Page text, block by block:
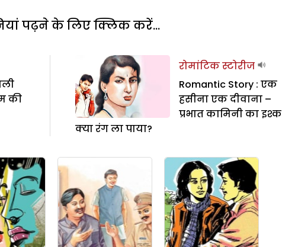
पढ़ने के लिए क्लिक करें...
की
रोमांटिक स्टोरीज
Romantic Story : एक
हसीना एक दीवाना –
प्रभात कामिनी का इश्क
क्या रंग ला पाया?